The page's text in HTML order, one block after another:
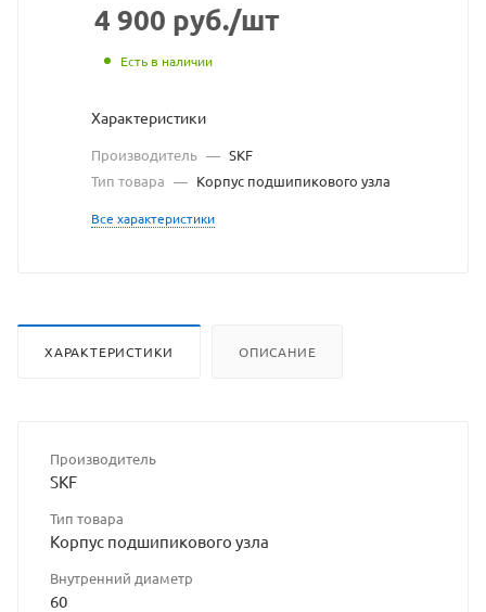
https://
без
4 900 руб./шт
Есть в наличии
Характеристики
Производитель — SKF
Тип товара — Корпус подшипикового узла
Все характеристики
ХАРАКТЕРИСТИКИ ОПИСАНИЕ
Производитель
SKF
Тип товара
Корпус подшипикового узла
Внутренний диаметр
60